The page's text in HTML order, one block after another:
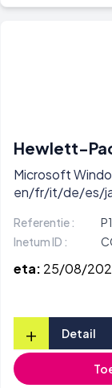
Hewlett-
Microsoft
en/fr/it/de/es/
Referentie :
Inetum ID :
eta: 25/08/
+ Detail